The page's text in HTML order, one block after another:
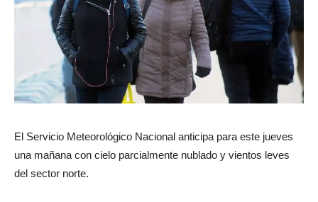
El Servicio Meteorológico Nacional anticipa para este jueves
una mañana con cielo parcialmente nublado y vientos leves
del sector norte.